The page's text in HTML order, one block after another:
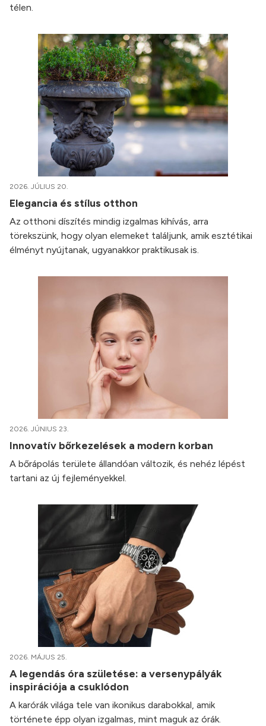
télen.
2026. JÚLIUS 20.
Elegancia és stílus otthon
Az otthoni díszítés mindig izgalmas kihívás, arra
törekszünk, hogy olyan elemeket találjunk, amik esztétikai
élményt nyújtanak, ugyanakkor praktikusak is.
2026. JÚNIUS 23.
Innovatív bőrkezelések a modern korban
A bőrápolás területe állandóan változik, és nehéz lépést
tartani az új fejleményekkel.
2026. MÁJUS 25.
A legendás óra születése: a versenypályák
inspirációja a csuklódon
A karórák világa tele van ikonikus darabokkal, amik
története épp olyan izgalmas, mint maguk az órák.